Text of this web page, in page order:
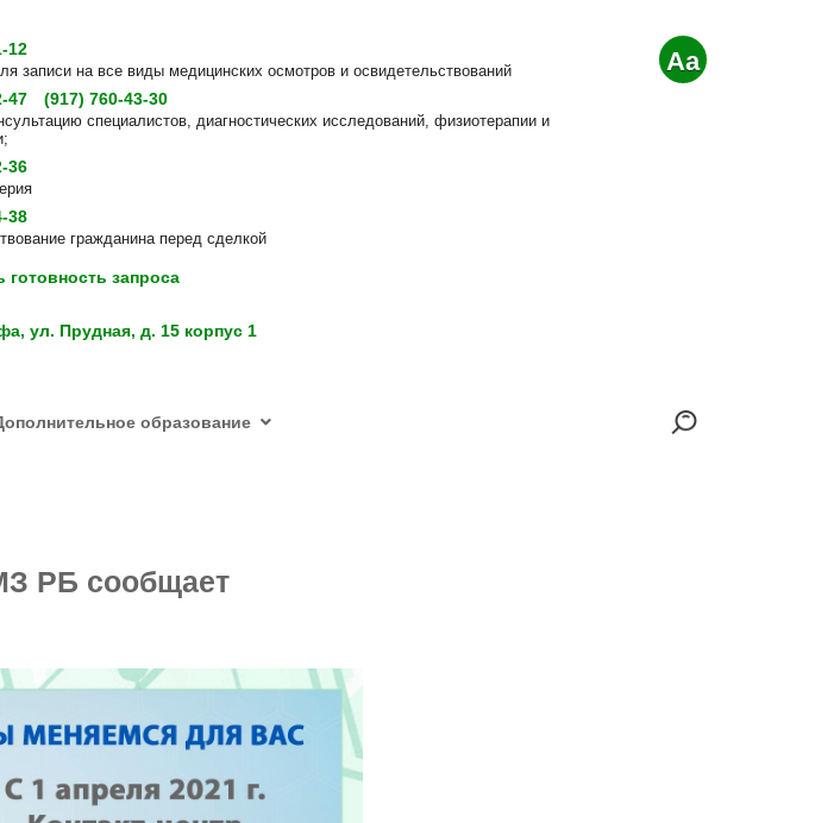
12
записи на все виды медицинских осмотров и освидетельствований
47 (917) 760-43-30
специалистов, диагностических исследований, физиотерапии и
36
38
гражданина перед сделкой
готовность запроса
ул. Прудная, д. 15 корпус 1
Aa
образование
РБ сообщает